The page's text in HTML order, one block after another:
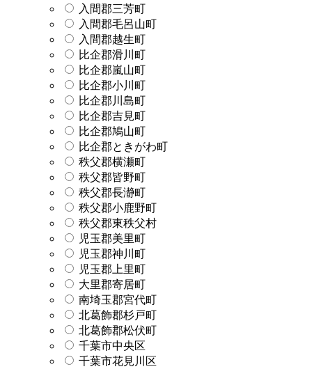
入間郡三芳町
入間郡毛呂山町
入間郡越生町
比企郡滑川町
比企郡嵐山町
比企郡小川町
比企郡川島町
比企郡吉見町
比企郡鳩山町
比企郡ときがわ町
秩父郡横瀬町
秩父郡皆野町
秩父郡長瀞町
秩父郡小鹿野町
秩父郡東秩父村
児玉郡美里町
児玉郡神川町
児玉郡上里町
大里郡寄居町
南埼玉郡宮代町
北葛飾郡杉戸町
北葛飾郡松伏町
千葉市中央区
千葉市花見川区